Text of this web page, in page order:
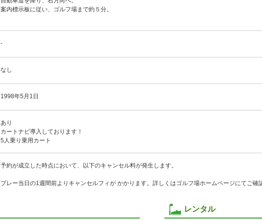
案内標示板に従い、ゴルフ場まで約５分。
-
なし
1998年5月1日
あり
カートナビ導入しております！
5人乗り乗用カート
予約が成立した時点において、以下のキャンセル料が発生します。
プレー当日の1週間前よりキャンセルフィが かかります。詳しくはゴルフ場ホームページにてご確
レンタル